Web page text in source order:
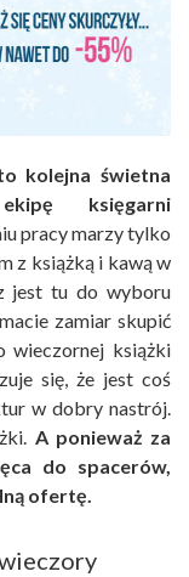
kolejna świetna
księgarni
pracy marzy tylko
z książką i kawą w
jest tu do wyboru
zamiar skupić
wieczornej książki
się, że jest coś
w dobry nastrój.
A ponieważ za
do spacerów,
ofertę.